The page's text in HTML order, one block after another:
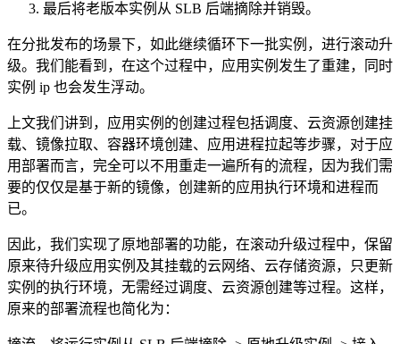
最后将老版本实例从 SLB 后端摘除并销毁。
在分批发布的场景下，如此继续循环下一批实例，进行滚动升
级。我们能看到，在这个过程中，应用实例发生了重建，同时
实例 ip 也会发生浮动。
上文我们讲到，应用实例的创建过程包括调度、云资源创建挂
载、镜像拉取、容器环境创建、应用进程拉起等步骤，对于应
用部署而言，完全可以不用重走一遍所有的流程，因为我们需
要的仅仅是基于新的镜像，创建新的应用执行环境和进程而
已。
因此，我们实现了原地部署的功能，在滚动升级过程中，保留
原来待升级应用实例及其挂载的云网络、云存储资源，只更新
实例的执行环境，无需经过调度、云资源创建等过程。这样，
原来的部署流程也简化为：